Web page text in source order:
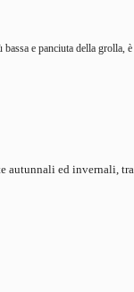
e panciuta della grolla, è
autunnali ed invernali, tra